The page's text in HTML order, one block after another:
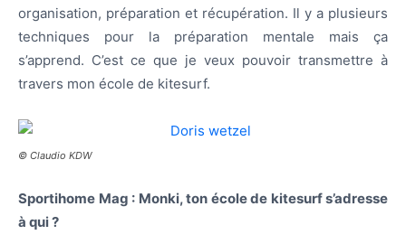
organisation, préparation et récupération. Il y a plusieurs
techniques pour la préparation mentale mais ça
s’apprend. C’est ce que je veux pouvoir transmettre à
travers mon école de kitesurf.
© Claudio KDW
Sportihome Mag : Monki, ton école de kitesurf s’adresse
à qui ?